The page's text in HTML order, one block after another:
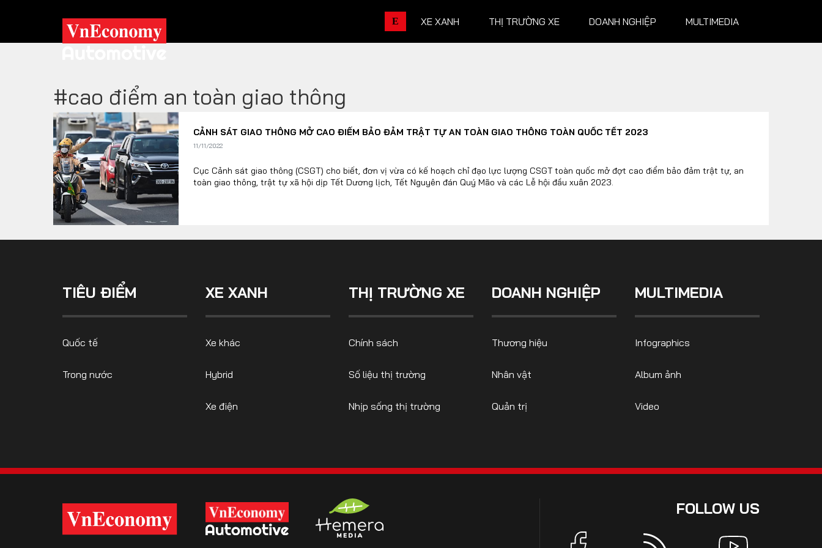
E XE XANH THỊ TRƯỜNG XE DOANH NGHIỆP MULTIMEDIA
Trang chủ
Tiêu điểm
XE XANH
Xe khác
Hybrid
Xe điện
Số liệu thị trường
Nhịp sống thị trường
Nhân vật
Album ảnh
TRA CỨU XE
FOLLOW US CONTACT US
ngocvu.vneconomy@gmail.com
#cao điểm an toàn giao thông
CẢNH SÁT GIAO THÔNG MỞ CAO ĐIỂM BẢO ĐẢM TRẬT TỰ AN TOÀN GIAO THÔNG TOÀN QUỐC TẾT 2023
11/11/2022
Cục Cảnh sát giao thông (CSGT) cho biết, đơn vị vừa có kế hoạch chỉ đạo lực lượng CSGT toàn quốc mở đợt cao điểm bảo đảm trật tự, an
toàn giao thông, trật tự xã hội dịp Tết Dương lịch, Tết Nguyên đán Quý Mão và các Lễ hội đầu xuân 2023.
TIÊU ĐIỂM
Quốc tế
Trong nước
XE XANH
Xe khác
Hybrid
Xe điện
THỊ TRƯỜNG XE
Chính sách
Số liệu thị trường
Nhịp sống thị trường
DOANH NGHIỆP
Thương hiệu
Nhân vật
Quản trị
MULTIMEDIA
Infographics
Album ảnh
Video
FOLLOW US